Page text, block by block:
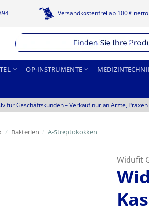
Versandkostenfrei ab 100 €
OP-INSTRUMENTE
für Geschäftskunden –Verkauf nur an Ärzte,
/ Bakterien / A-Streptokokken
Widufit